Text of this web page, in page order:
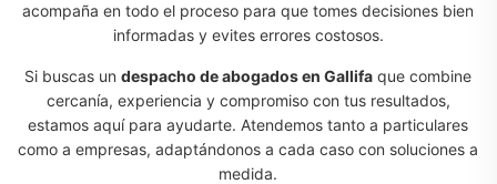
acompaña en todo el proceso para que tomes decisiones bien
informadas y evites errores costosos.
Si buscas undespacho de abogados en Gallifa que combine
cercanía, experiencia y compromiso con tus resultados,
estamos aquí para ayudarte. Atendemos tanto a particulares
como a empresas, adaptándonos a cada caso con soluciones a
medida.